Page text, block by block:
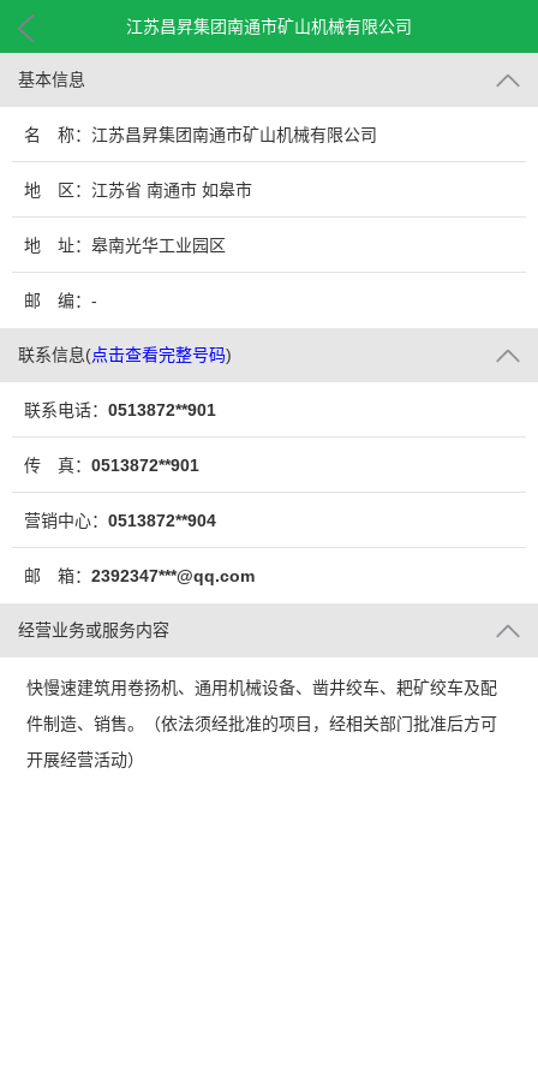
江苏昌昇集团南通市矿山机械有限公司
基本信息
名 称：江苏昌昇集团南通市矿山机械有限公司
地 区：江苏省 南通市 如皋市
地 址：皋南光华工业园区
邮 编：-
联系信息(点击查看完整号码)
联系电话： 0513872**901
传 真： 0513872**901
营销中心： 0513872**904
邮 箱： 2392347***@qq.com
经营业务或服务内容
快慢速建筑用卷扬机、通用机械设备、凿井绞车、耙矿绞车及配
件制造、销售。（依法须经批准的项目，经相关部门批准后方可
开展经营活动）